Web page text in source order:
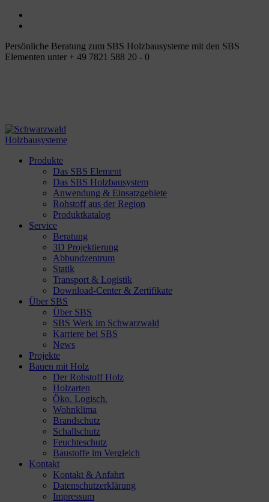
Persönliche Beratung zum SBS Holzbausysteme mit den SBS
Elementen unter + 49 7821 588 20 - 0
Produkte
Das SBS Element
Das SBS Holzbausystem
Anwendung & Einsatzgebiete
Rohstoff aus der Region
Produktkatalog
Service
Beratung
3D Projektierung
Abbundzentrum
Statik
Transport & Logistik
Download-Center & Zertifikate
Über SBS
Über SBS
SBS Werk im Schwarzwald
Karriere bei SBS
News
Projekte
Bauen mit Holz
Der Rohstoff Holz
Holzarten
Öko. Logisch.
Wohnklima
Brandschutz
Schallschutz
Feuchteschutz
Baustoffe im Vergleich
Kontakt
Kontakt & Anfahrt
Datenschutzerklärung
Impressum